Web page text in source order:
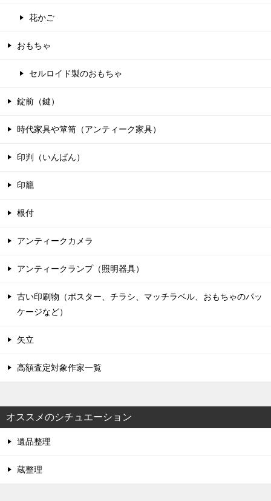
花かご
おもちゃ
セルロイド製のおもちゃ
錠前（鍵）
時代家具や箪笥（アンティーク家具）
印判（いんばん）
印籠
根付
アンティークカメラ
アンティークランプ（照明器具）
古い印刷物（ポスター、チラシ、マッチラベル、おもちゃのパッ
ケージなど）
矢立
高額査定対象作家一覧
オススメのシチュエーション
遺品整理
蔵整理